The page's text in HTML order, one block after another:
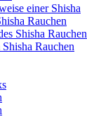
einer Shisha
Rauchen
Shisha Rauchen
Rauchen